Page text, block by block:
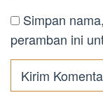
Simpan
peramban ini